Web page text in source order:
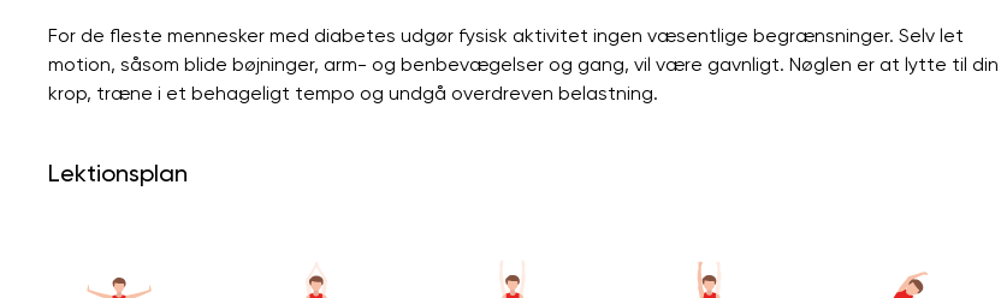
For de fleste mennesker med diabetes udgør fysisk aktivitet ingen væsentlige begrænsninger. Selv let
motion, såsom blide bøjninger, arm- og benbevægelser og gang, vil være gavnligt. Nøglen er at lytte til din
krop, træne i et behageligt tempo og undgå overdreven belastning.
Lektionsplan